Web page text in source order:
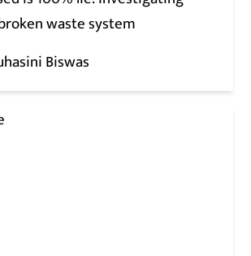
waste system
Biswas